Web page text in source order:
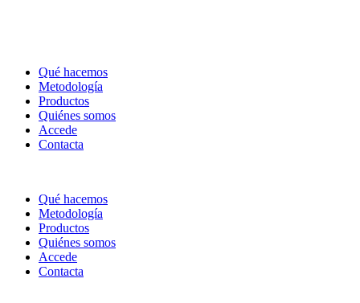
Qué hacemos
Metodología
Productos
Quiénes somos
Accede
Contacta
Qué hacemos
Metodología
Productos
Quiénes somos
Accede
Contacta